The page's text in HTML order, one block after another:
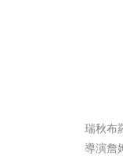
瑞秋布
導演詹